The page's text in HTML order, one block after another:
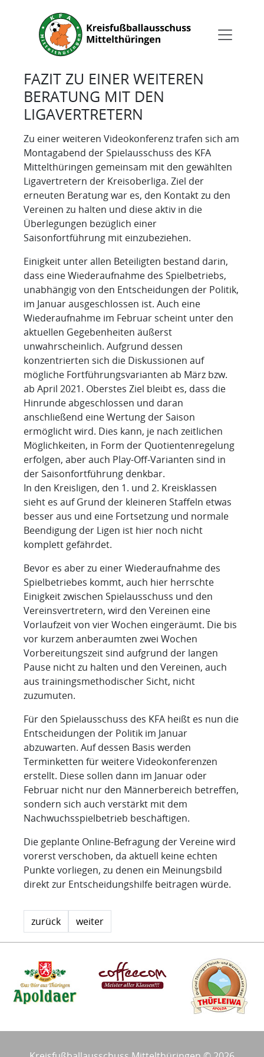
FAZIT ZU EINER WEITEREN
BERATUNG MIT DEN
LIGAVERTRETERN
Zu einer weiteren Videokonferenz trafen sich am
Montagabend der Spielausschuss des KFA
Mittelthüringen gemeinsam mit den gewählten
Ligavertretern der Kreisoberliga. Ziel der
erneuten Beratung war es, den Kontakt zu den
Vereinen zu halten und diese aktiv in die
Überlegungen bezüglich einer
Saisonfortführung mit einzubeziehen.
Einigkeit unter allen Beteiligten bestand darin,
dass eine Wiederaufnahme des Spielbetriebs,
unabhängig von den Entscheidungen der Politik,
im Januar ausgeschlossen ist. Auch eine
Wiederaufnahme im Februar scheint unter den
aktuellen Gegebenheiten äußerst
unwahrscheinlich. Aufgrund dessen
konzentrierten sich die Diskussionen auf
mögliche Fortführungsvarianten ab März bzw.
ab April 2021. Oberstes Ziel bleibt es, dass die
Hinrunde abgeschlossen und daran
anschließend eine Wertung der Saison
ermöglicht wird. Dies kann, je nach zeitlichen
Möglichkeiten, in Form der Quotientenregelung
erfolgen, aber auch Play-Off-Varianten sind in
der Saisonfortführung denkbar.
In den Kreisligen, den 1. und 2. Kreisklassen
sieht es auf Grund der kleineren Staffeln etwas
besser aus und eine Fortsetzung und normale
Beendigung der Ligen ist hier noch nicht
komplett gefährdet.
Bevor es aber zu einer Wiederaufnahme des
Spielbetriebes kommt, auch hier herrschte
Einigkeit zwischen Spielausschuss und den
Vereinsvertretern, wird den Vereinen eine
Vorlaufzeit von vier Wochen eingeräumt. Die bis
vor kurzem anberaumten zwei Wochen
Vorbereitungszeit sind aufgrund der langen
Pause nicht zu halten und den Vereinen, auch
aus trainingsmethodischer Sicht, nicht
zuzumuten.
Für den Spielausschuss des KFA heißt es nun die
Entscheidungen der Politik im Januar
abzuwarten. Auf dessen Basis werden
Terminketten für weitere Videokonferenzen
erstellt. Diese sollen dann im Januar oder
Februar nicht nur den Männerbereich betreffen,
sondern sich auch verstärkt mit dem
Nachwuchsspielbetrieb beschäftigen.
Die geplante Online-Befragung der Vereine wird
vorerst verschoben, da aktuell keine echten
Punkte vorliegen, zu denen ein Meinungsbild
direkt zur Entscheidungshilfe beitragen würde.
zurück weiter